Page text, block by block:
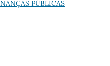
PÚBLICAS